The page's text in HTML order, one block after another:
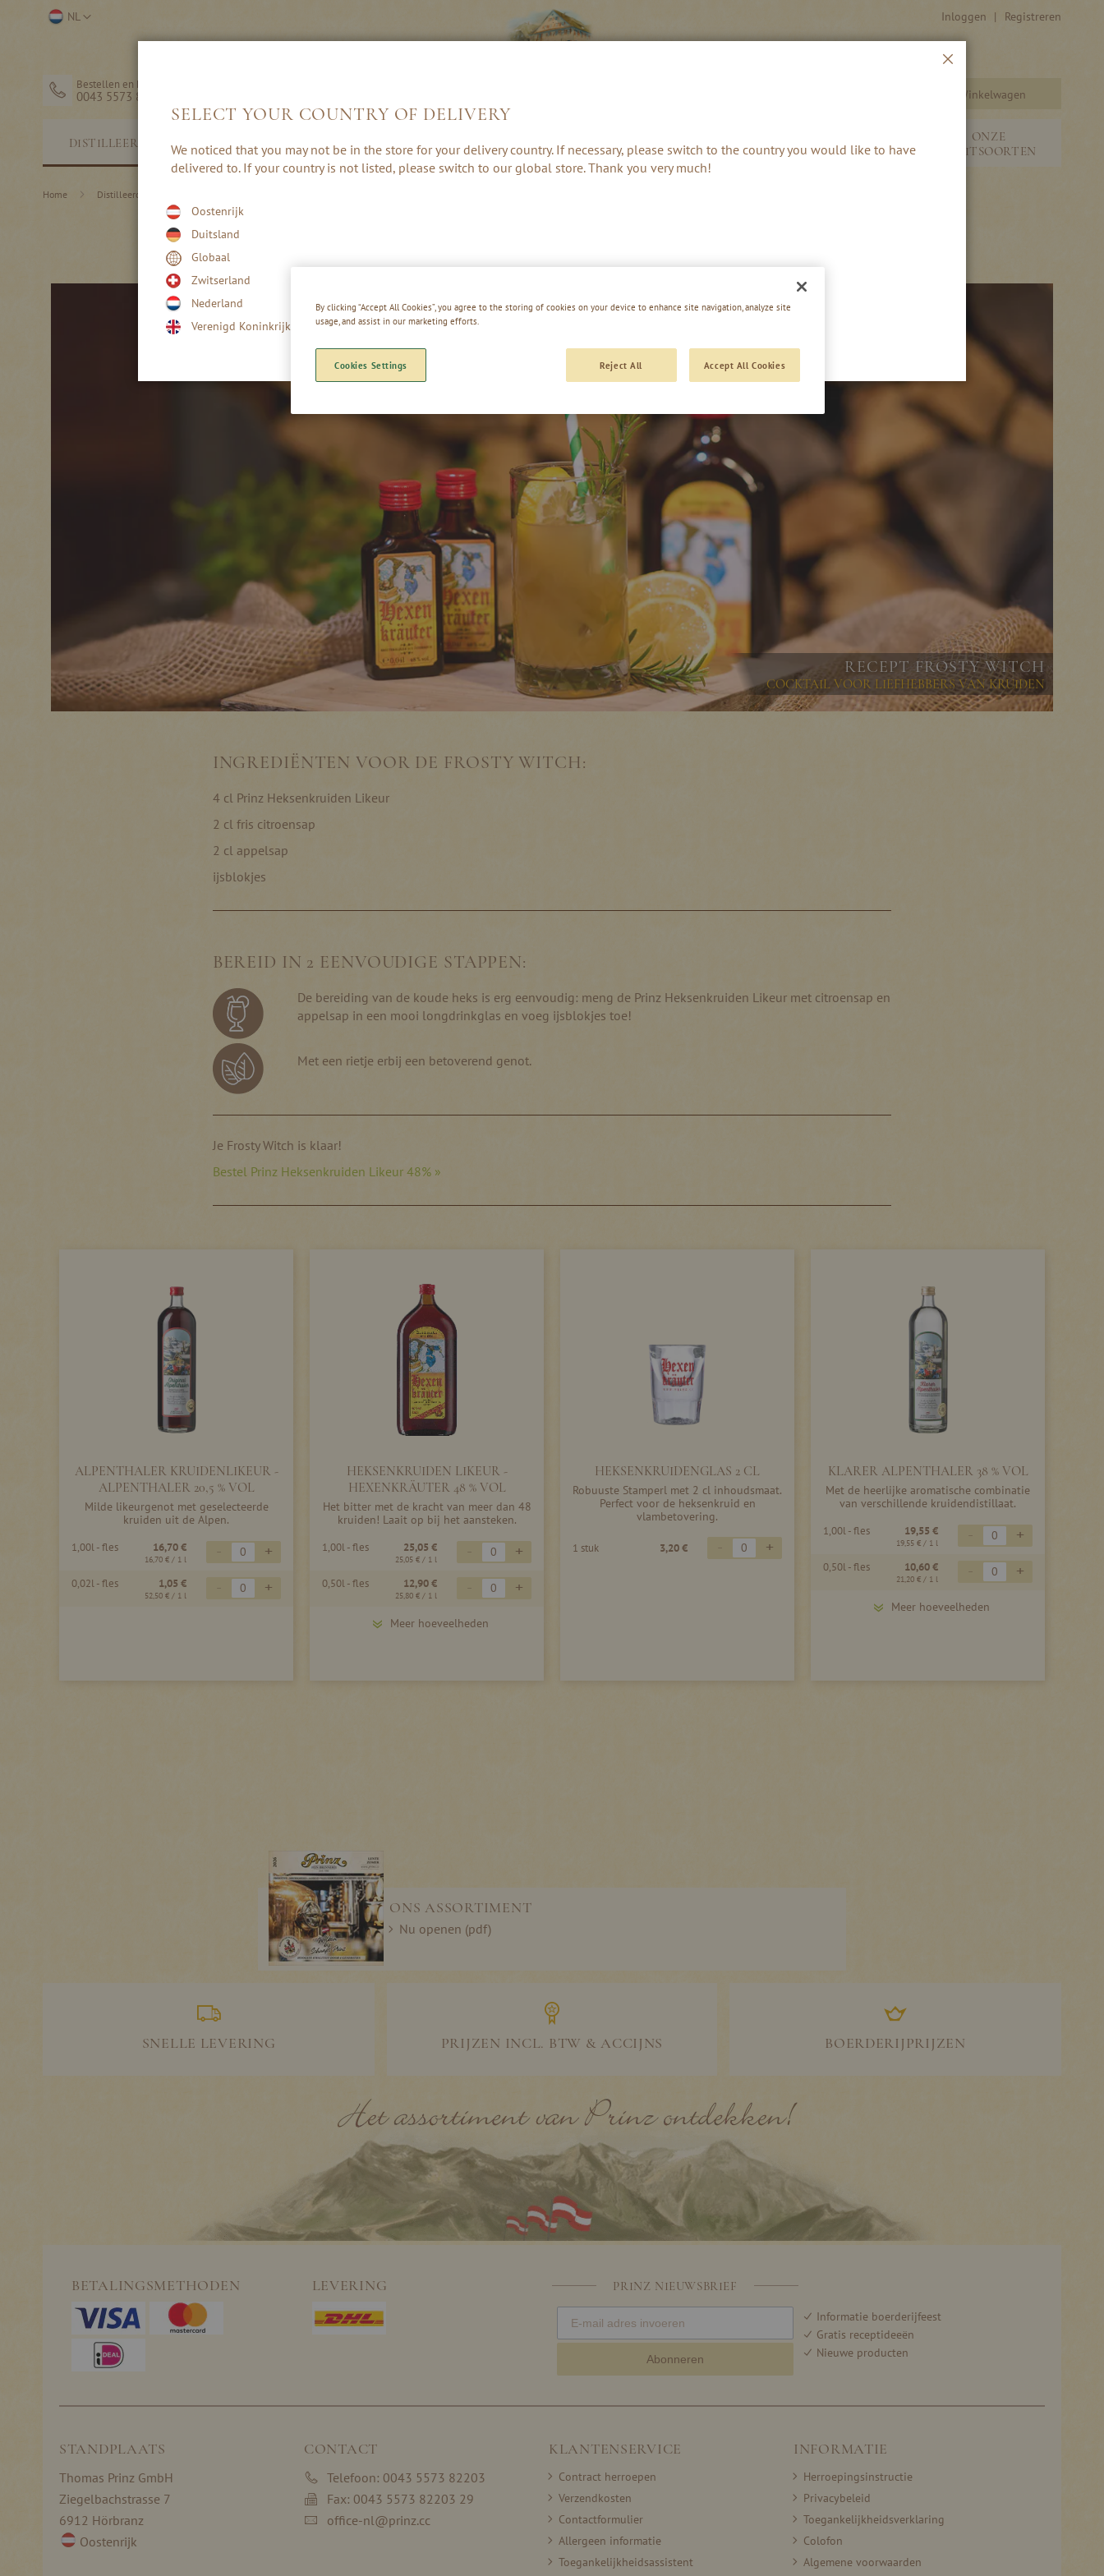
Ga
Inloggen Registreren
Selecteer
NL
Bestellen en hulp
0043 5573 82203 Winkelwagen
DISTILLEERDERIJ
DRANK
CREAMS
& PUNCH
ACCESSOIRES
NIEUW
ONZE
FRUITSOORTEN
Home Distilleerderij
RECEPT FROSTY WITCH
COCKTAIL VOOR LIEFHEBBERS VAN KRUIDEN
INGREDIËNTEN VOOR DE FROSTY WITCH:
4 cl Prinz Heksenkruiden Likeur
2 cl fris citroensap
2 cl appelsap
ijsblokjes
BEREID IN 2 EENVOUDIGE STAPPEN:
De bereiding van de koude heks is erg eenvoudig: meng de Prinz Heksenkruiden Likeur met citroensap en
appelsap in een mooi longdrinkglas en voeg ijsblokjes toe!
Met een rietje erbij een betoverend genot.
Je Frosty Witch is klaar!
Bestel Prinz Heksenkruiden Likeur 48% »
ALPENTHALER KRUIDENLIKEUR -
ALPENTHALER 20,5 % VOL
Milde likeurgenot met geselecteerde
kruiden uit de Alpen.
1,00l - fles 16,70 €
16,70 € / 1 l - +
0,02l - fles 1,05 €
52,50 € / 1 l - +
HEKSENKRUIDEN LIKEUR -
HEXENKRÄUTER 48 % VOL
Het bitter met de kracht van meer dan 48
kruiden! Laait op bij het aansteken.
1,00l - fles 25,05 €
25,05 € / 1 l - +
0,50l - fles 12,90 €
25,80 € / 1 l - +
Meer hoeveelheden
HEKSENKRUIDENGLAS 2 CL
Robuuste Stamperl met 2 cl inhoudsmaat.
Perfect voor de heksenkruid en
vlambetovering.
1 stuk 3,20 € - +
KLARER ALPENTHALER 38 % VOL
Met de heerlijke aromatische combinatie
van verschillende kruidendistillaat.
1,00l - fles 19,55 €
19,55 € / 1 l - +
0,50l - fles 10,60 €
21,20 € / 1 l - +
Meer hoeveelheden
ONS ASSORTIMENT
Nu openen (pdf)
SNELLE LEVERING PRIJZEN INCL. BTW & ACCIJNS BOERDERIJPRIJZEN
BETALINGSMETHODEN LEVERING PRINZ NIEUWSBRIEF
Abonneren
Informatie boerderijfeest
Gratis receptideeën
Nieuwe producten
STANDPLAATS
Thomas Prinz GmbH
Ziegelbachstrasse 7
6912 Hörbranz
Oostenrijk
CONTACT
Telefoon: 0043 5573 82203
Fax: 0043 5573 82203 29
office-nl@prinz.cc
KLANTENSERVICE
Contract herroepen
Verzendkosten
Contactformulier
Allergeen informatie
Toegankelijkheidsassistent
INFORMATIE
Herroepingsinstructie
Privacybeleid
Toegankelijkheidsverklaring
Colofon
Algemene voorwaarden
By clicking “Accept All Cookies”, you agree to the storing of cookies on your device to enhance site navigation, analyze site
usage, and assist in our marketing efforts.
Cookies Settings Reject All Accept All Cookies
SELECT YOUR COUNTRY OF DELIVERY
We noticed that you may not be in the store for your delivery country. If necessary, please switch to the country you would like to have
delivered to. If your country is not listed, please switch to our global store. Thank you very much!
Oostenrijk
Duitsland
Globaal
Zwitserland
Nederland
Verenigd Koninkrijk